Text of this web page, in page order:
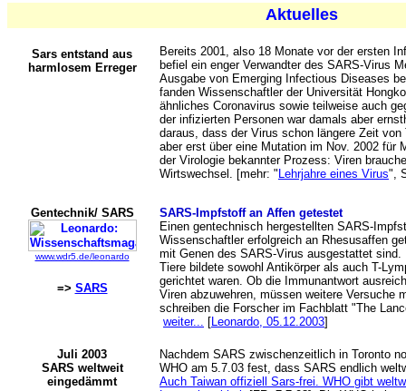
Aktuelles
Sars entstand aus
harmlosem Erreger
Bereits 2001, also 18 Monate vor der ersten
befiel ein enger Verwandter des SARS-Virus
Ausgabe von Emerging Infectious Diseases
fanden Wissenschaftler der Universität
ähnliches Coronavirus sowie teilweise auch
der infizierten Personen war damals aber
daraus, dass der Virus schon längere Zeit
aber erst über eine Mutation im Nov. 2002 für
der Virologie bekannter Prozess: Viren
Wirtswechsel. [mehr: " Lehrjahre eines Virus",
Gentechnik/ SARS
www.wdr5.de/leonardo
=> SARS
SARS-Impfstoff an Affen getestet
Einen gentechnisch hergestellten SARS-
Wissenschaftler erfolgreich an Rhesusaffen
mit Genen des SARS-Virus ausgestattet
Tiere bildete sowohl Antikörper als auch T-
gerichtet waren. Ob die Immunantwort
Viren abzuwehren, müssen weitere Versuche
schreiben die Forscher im Fachblatt "The
weiter... [Leonardo, 05.12.2003]
Juli 2003
SARS weltweit
eingedämmt
Nachdem SARS zwischenzeitlich in Toronto
WHO am 5.7.03 fest, dass SARS endlich
Auch Taiwan offiziell Sars-frei. WHO gibt